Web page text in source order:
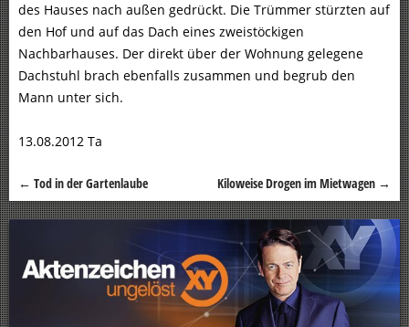
des Hauses nach außen gedrückt. Die Trümmer stürzten auf
den Hof und auf das Dach eines zweistöckigen
Nachbarhauses. Der direkt über der Wohnung gelegene
Dachstuhl brach ebenfalls zusammen und begrub den
Mann unter sich.
13.08.2012 Ta
Beitragsnavigation
← Tod in der Gartenlaube Kiloweise Drogen im Mietwagen →